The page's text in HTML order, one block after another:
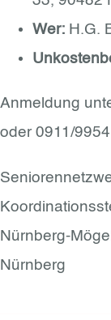
Wer: H.G.
Anmeldung
oder 0911/
Nürnberg-
Nürnberg